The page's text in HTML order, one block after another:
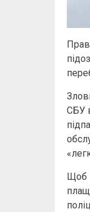
СБУ
Щоб